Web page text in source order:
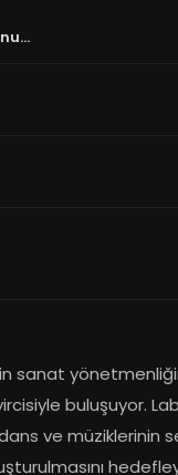
sanat
buluşuyor.
ve müziklerinin